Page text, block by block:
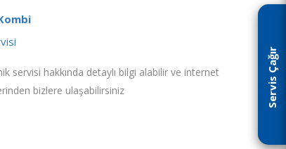
Servis Çağır
servisi hakkında detaylı bilgi alabilir ve internet
bizlere ulaşabilirsiniz